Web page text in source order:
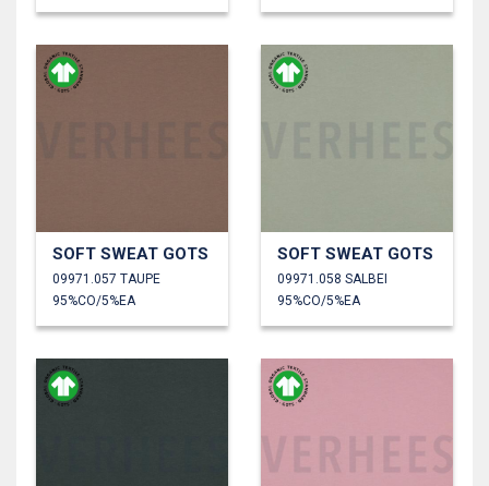
SOFT SWEAT GOTS
09971.057 TAUPE
95%CO/5%EA
SOFT SWEAT GOTS
09971.058 SALBEI
95%CO/5%EA